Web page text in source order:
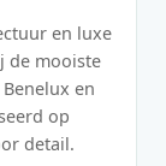
en luxe
de mooiste
en
op
detail.